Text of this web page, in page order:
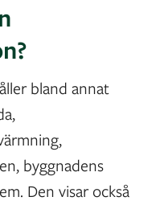
bland annat
byggnadens
Den visar också